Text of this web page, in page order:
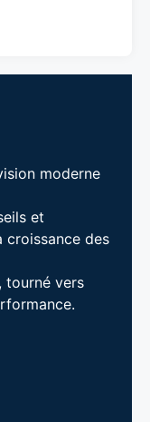
moderne
et
croissance des
tourné vers